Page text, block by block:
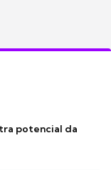
potencial da